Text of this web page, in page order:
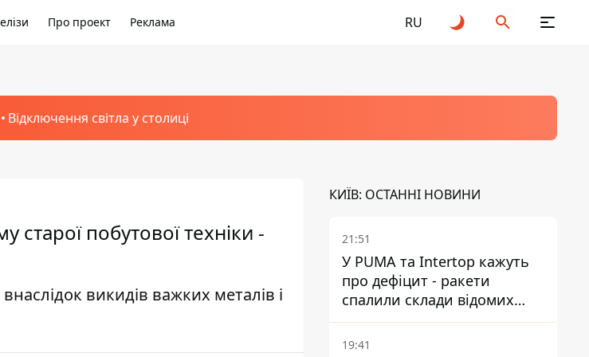
Про проект Реклама RU
Відключення світла у столиці
побутової техніки -
викидів важких металів і
КИЇВ: ОСТАННІ НОВИНИ
21:51
У PUMA та Intertop кажуть
про дефіцит - ракети
спалили склади відомих
брендів
19:41